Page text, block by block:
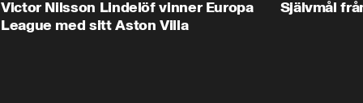
Victor Nilsson Lindelöf vinner Europa
League med sitt Aston Villa
Självmål